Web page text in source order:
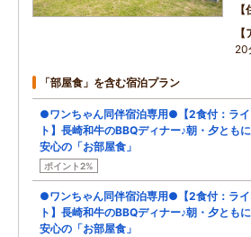
20
「部屋食」を含む宿泊プラン
●ワンちゃん同伴宿泊専用●【2食付：ライ
ト】長崎和牛のBBQディナー♪朝・夕ともに
安心の「お部屋食」
ポイント2%
●ワンちゃん同伴宿泊専用●【2食付：ライ
ト】長崎和牛のBBQディナー♪朝・夕ともに
安心の「お部屋食」